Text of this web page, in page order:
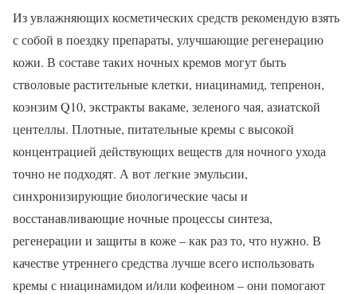
Из увлажняющих косметических средств рекомендую взять
с собой в поездку препараты, улучшающие регенерацию
кожи. В составе таких ночных кремов могут быть
стволовые растительные клетки, ниацинамид, тепренон,
коэнзим Q10, экстракты вакаме, зеленого чая, азиатской
центеллы. Плотные, питательные кремы с высокой
концентрацией действующих веществ для ночного ухода
точно не подходят. А вот легкие эмульсии,
синхронизирующие биологические часы и
восстанавливающие ночные процессы синтеза,
регенерации и защиты в коже – как раз то, что нужно. В
качестве утреннего средства лучше всего использовать
кремы с ниацинамидом и/или кофеином – они помогают